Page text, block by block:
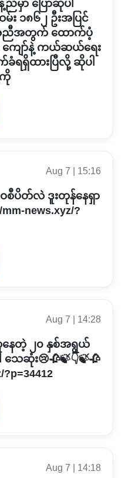
မှာ ပြောဆိုပါ
၁၈၆၂ ဦးအပြင်
အညီအတွက် ထောက်ပံ့
၀ ကျော်နဲ့ ကယ်ဆယ်ရေး
ခံရရှိထားပြီလို့ ဆိုပါ
Aug 7 | 15:16
စီပိတ်လဲ ဒူးတုန်နေရှာ
mm-news.xyz/?
Aug 7 | 14:28
နေတဲ့ ၂၀ နှစ်အရွယ်
သေဆုံး😢🥀🍃👇🍃🥀
Aug 7 | 14:18